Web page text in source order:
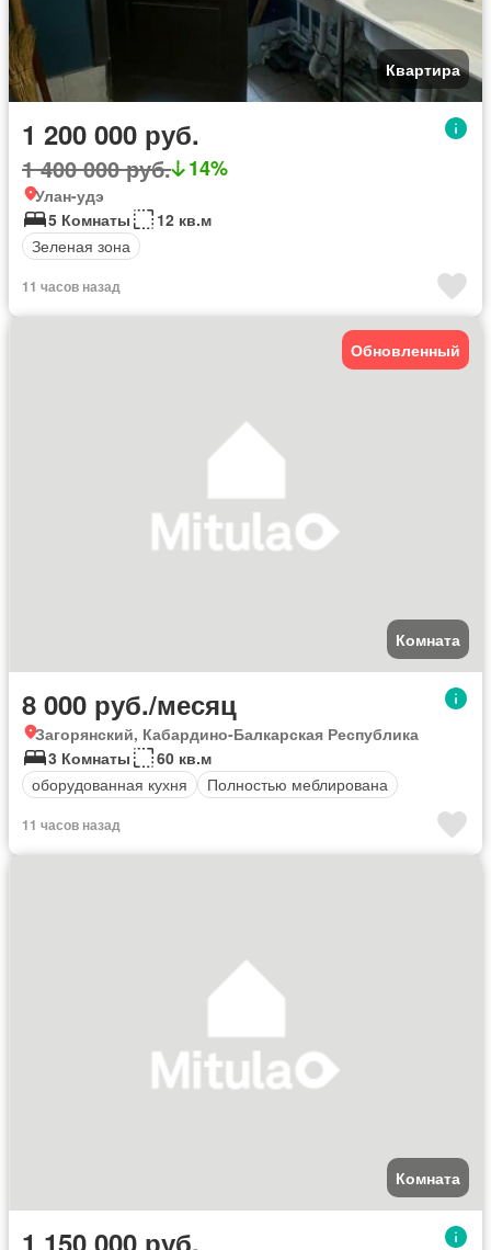
Квартира
1 200 000 руб.
1 400 000 руб. 14%
Улан-удэ
5 Комнаты
12 кв.м
Зеленая зона
11 часов назад
Обновленный
Комната
8 000 руб./месяц
Загорянский, Кабардино-Балкарская Республика
3 Комнаты
60 кв.м
оборудованная кухня
Полностью меблирована
11 часов назад
Комната
1 150 000 руб.